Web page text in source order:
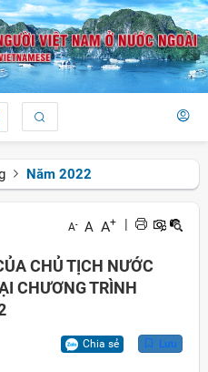
Năm 2022
A- A A+ |
CHỦ TỊCH NƯỚC
CHƯƠNG TRÌNH
Chia sẻ Lưu